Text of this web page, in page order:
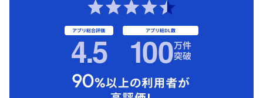
アプリ総合評価
4.5 アプリ総DL数
100万件
突破